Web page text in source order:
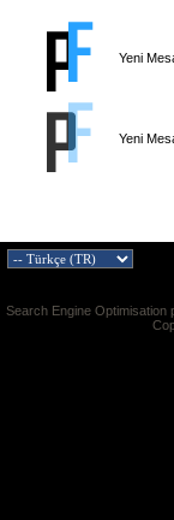
Yeni
Yeni
Search Engine Optimisation